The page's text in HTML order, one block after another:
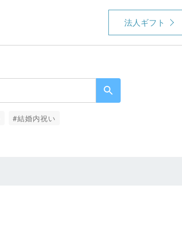
法人ギフト
#結婚内祝い